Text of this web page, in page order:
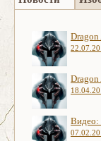
Dragon
Видео: